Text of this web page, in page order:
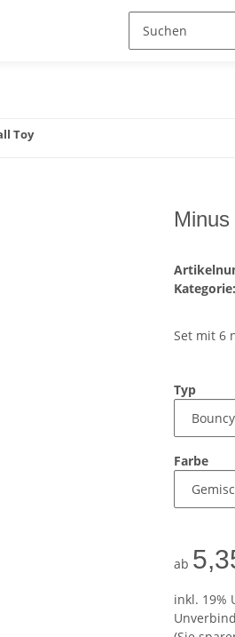
Toy
Kategorie:
Set mit 6
Typ
Farbe
ab
inkl. 19%